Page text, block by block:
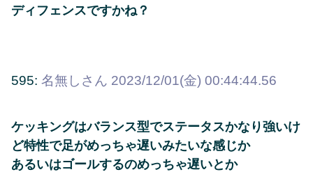
ディフェンスですかね？
595: 名無しさん 2023/12/01(金) 00:44:44.56
ケッキングはバランス型でステータスかなり強いけ
ど特性で足がめっちゃ遅いみたいな感じか
あるいはゴールするのめっちゃ遅いとか